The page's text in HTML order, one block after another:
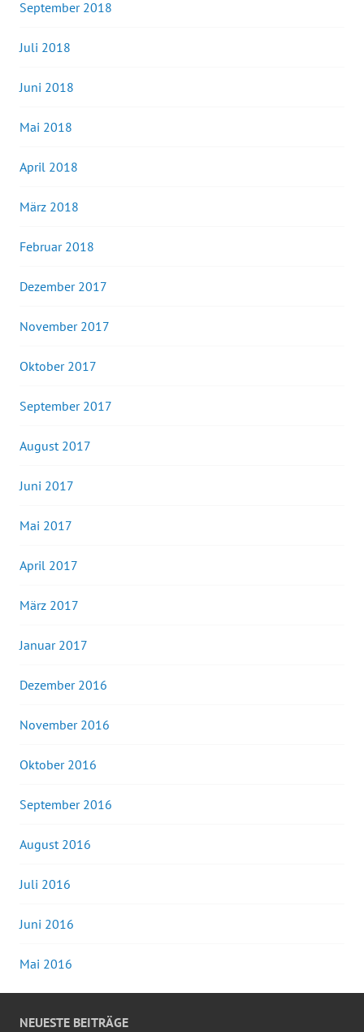
September 2018
Juli 2018
Juni 2018
Mai 2018
April 2018
März 2018
Februar 2018
Dezember 2017
November 2017
Oktober 2017
September 2017
August 2017
Juni 2017
Mai 2017
April 2017
März 2017
Januar 2017
Dezember 2016
November 2016
Oktober 2016
September 2016
August 2016
Juli 2016
Juni 2016
Mai 2016
NEUESTE BEITRÄGE